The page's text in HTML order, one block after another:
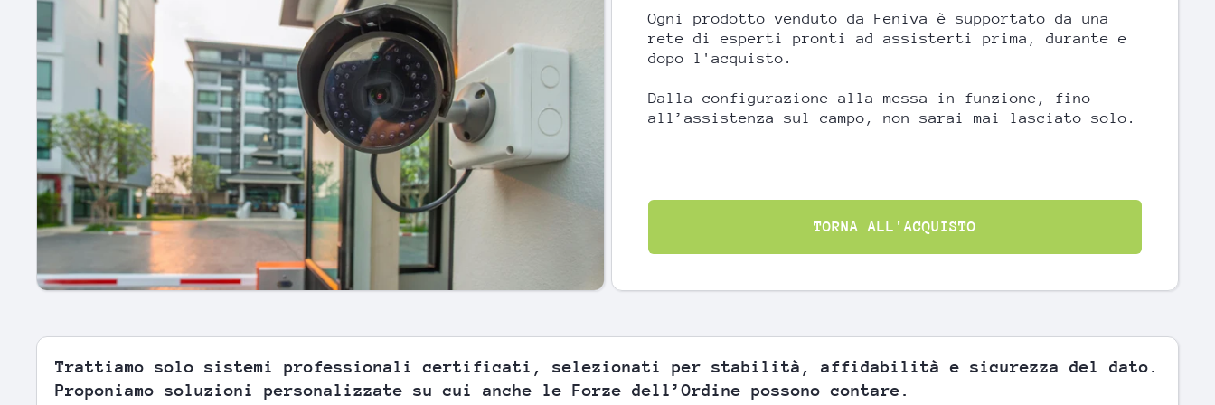
Ogni prodotto venduto da Feniva è supportato da una
rete di esperti pronti ad assisterti prima, durante e
dopo l'acquisto.
Dalla configurazione alla messa in funzione, fino
all’assistenza sul campo, non sarai mai lasciato solo.
TORNA ALL'ACQUISTO
Trattiamo solo sistemi professionali certificati, selezionati per stabilità, affidabilità e sicurezza del dato.
Proponiamo soluzioni personalizzate su cui anche le Forze dell’Ordine possono contare.